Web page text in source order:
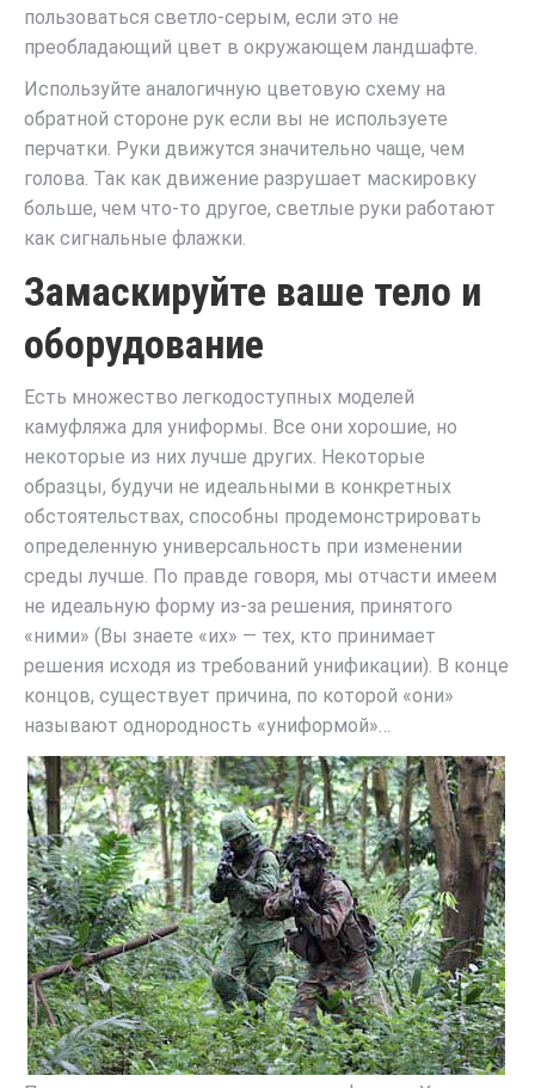
пользоваться светло-серым, если это не
преобладающий цвет в окружающем ландшафте.
Используйте аналогичную цветовую схему на
обратной стороне рук если вы не используете
перчатки. Руки движутся значительно чаще, чем
голова. Так как движение разрушает маскировку
больше, чем что-то другое, светлые руки работают
как сигнальные флажки.
Замаскируйте ваше тело и
оборудование
Есть множество легкодоступных моделей
камуфляжа для униформы. Все они хорошие, но
некоторые из них лучше других. Некоторые
образцы, будучи не идеальными в конкретных
обстоятельствах, способны продемонстрировать
определенную универсальность при изменении
среды лучше. По правде говоря, мы отчасти имеем
не идеальную форму из-за решения, принятого
«ними» (Вы знаете «их» — тех, кто принимает
решения исходя из требований унификации). В конце
концов, существует причина, по которой «они»
называют однородность «униформой»…